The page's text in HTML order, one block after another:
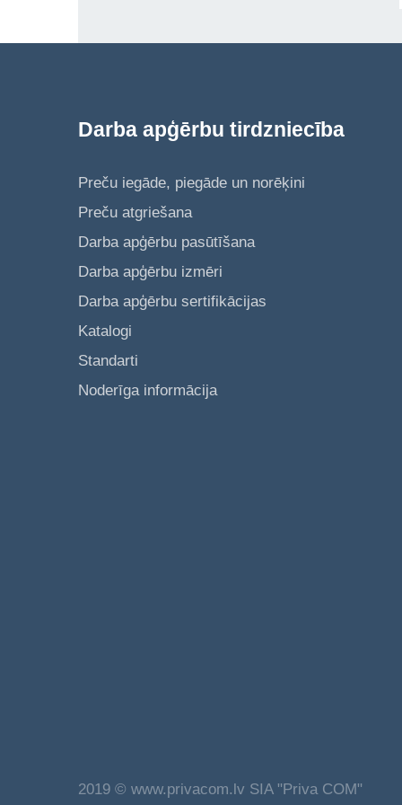
Darba apģērbu tirdzniecība
Preču iegāde, piegāde un norēķini
Preču atgriešana
Darba apģērbu pasūtīšana
Darba apģērbu izmēri
Darba apģērbu sertifikācijas
Katalogi
Standarti
Noderīga informācija
2019 © www.privacom.lv SIA "Priva COM"